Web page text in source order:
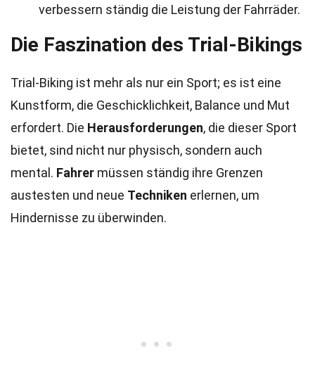
verbessern ständig die Leistung der Fahrräder.
Die Faszination des Trial-Bikings
Trial-Biking ist mehr als nur ein Sport; es ist eine
Kunstform, die Geschicklichkeit, Balance und Mut
erfordert. Die Herausforderungen, die dieser Sport
bietet, sind nicht nur physisch, sondern auch
mental. Fahrer müssen ständig ihre Grenzen
austesten und neue Techniken erlernen, um
Hindernisse zu überwinden.